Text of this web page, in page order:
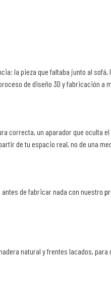
la pieza que faltaba junto al
de diseño 3D y fabricación
un aparador que oculta
de tu espacio real, no de una
de fabricar nada con nuestro
natural y frentes lacados,